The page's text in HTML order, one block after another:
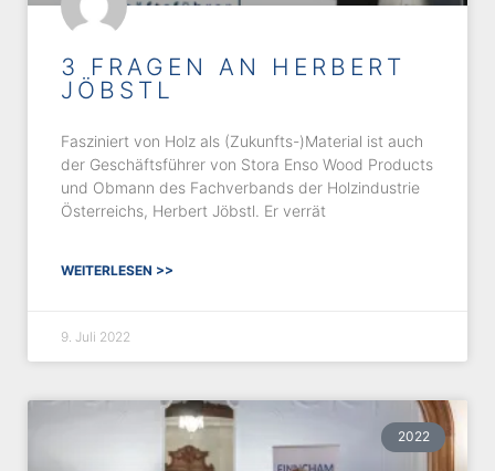
3 FRAGEN AN HERBERT
JÖBSTL
Fasziniert von Holz als (Zukunfts-)Material ist auch
der Geschäftsführer von Stora Enso Wood Products
und Obmann des Fachverbands der Holzindustrie
Österreichs, Herbert Jöbstl. Er verrät
WEITERLESEN >>
9. Juli 2022
2022